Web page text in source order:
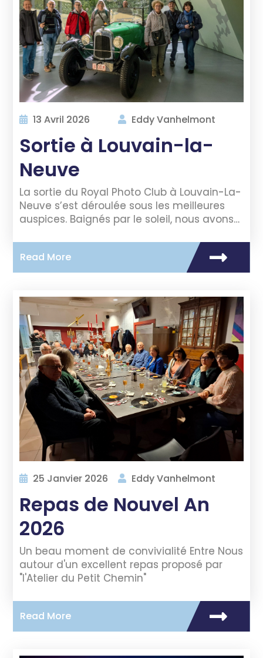
13 Avril 2026 Eddy Vanhelmont
Sortie à Louvain-la-
Neuve
La sortie du Royal Photo Club à Louvain-La-
Neuve s’est déroulée sous les meilleures
auspices. Baignés par le soleil, nous avons…
Read More
25 Janvier 2026 Eddy Vanhelmont
Repas de Nouvel An
2026
Un beau moment de convivialité Entre Nous
autour d'un excellent repas proposé par
"l'Atelier du Petit Chemin"
Read More